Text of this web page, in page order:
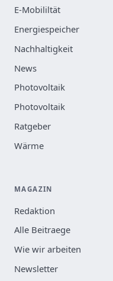
E-Mobililtät
Energiespeicher
Nachhaltigkeit
News
Photovoltaik
Photovoltaik
Ratgeber
Wärme
MAGAZIN
Redaktion
Alle Beitraege
Wie wir arbeiten
Newsletter